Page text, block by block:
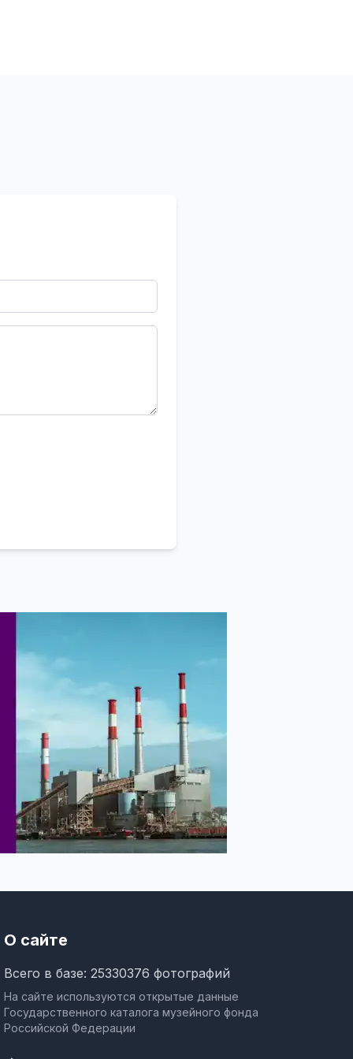
О сайте
Всего в базе: 25330376 фотографий
На сайте используются открытые данные
Государственного каталога музейного фонда
Российской Федерации